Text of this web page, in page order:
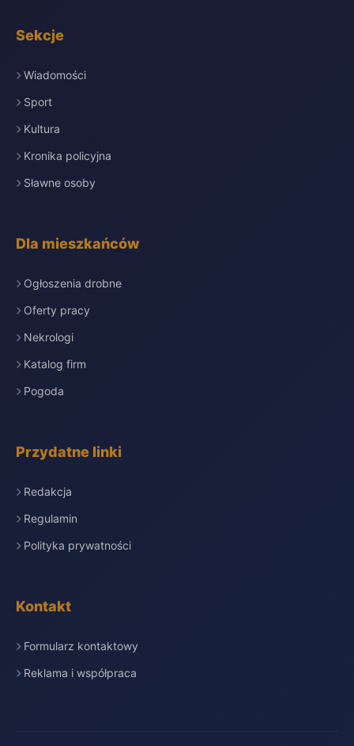
Sekcje
Wiadomości
Sport
Kultura
Kronika policyjna
Sławne osoby
Dla mieszkańców
Ogłoszenia drobne
Oferty pracy
Nekrologi
Katalog firm
Pogoda
Przydatne linki
Redakcja
Regulamin
Polityka prywatności
Kontakt
Formularz kontaktowy
Reklama i współpraca